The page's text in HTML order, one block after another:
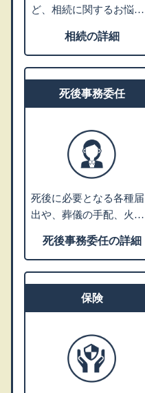
ど、相続に関するお悩み
応じて、グループの弁護
士または税理士による個
相続の詳細
死後事務委任
死後に必要となる各種届
出や、葬儀の手配、火
の解約、遺品整理などの
さまざまな手続きを死後
者様のご希望に沿ったプ
ランニングを行い、グル
前契約を行います。
死後事務委任の詳細
保険